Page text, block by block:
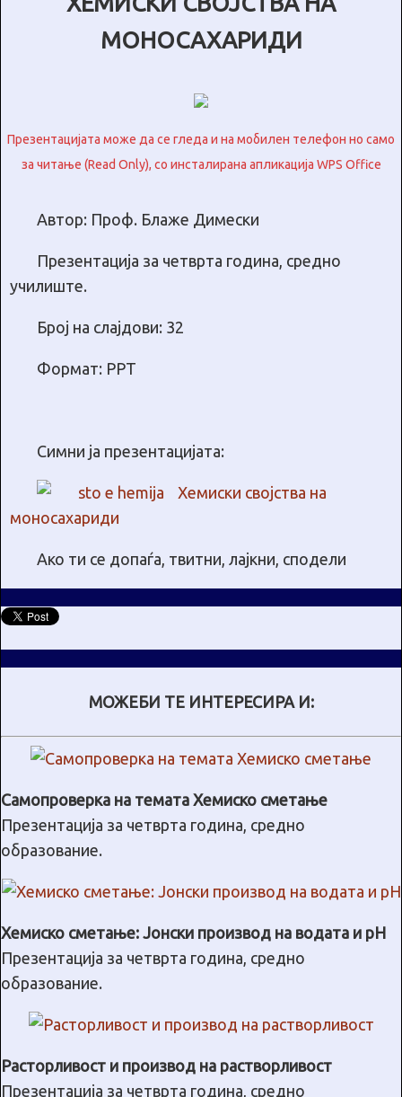
МОНОСАХАРИДИ
Презентацијата може да се гледа и на мобилен телефон но само
за читање (Read Only), со инсталирана апликација WPS Office
Автор: Проф. Блаже Димески
Презентација за четврта година, средно
училиште.
Број на слајдови: 32
Формат: PPT
Симни ја презентацијата:
Хемиски својства на
моносахариди
Ако ти се допаѓа, твитни, лајкни, сподели
МОЖЕБИ ТЕ ИНТЕРЕСИРА И:
Самопроверка на темата Хемиско сметање
Презентација за четврта година, средно
образование.
Хемиско сметање: Јонски производ на водата и pH
Презентација за четврта година, средно
образование.
Расторливост и производ на растворливост
Презентација за четврта година, средно